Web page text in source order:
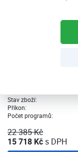
Stav zboží:
Příkon:
Počet programů:
22 385 Kč
15 718 Kčs DPH